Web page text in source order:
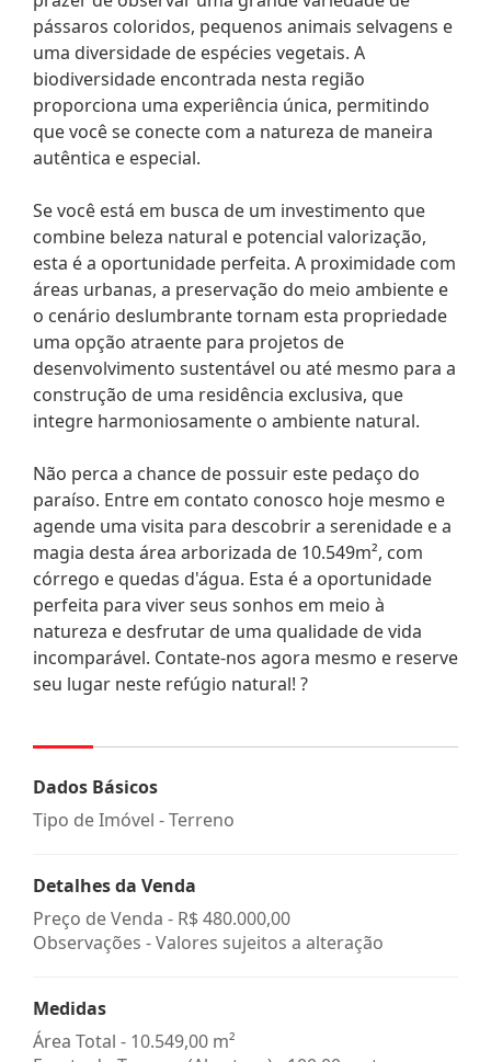
pássaros coloridos, pequenos animais selvagens e
uma diversidade de espécies vegetais. A
biodiversidade encontrada nesta região
proporciona uma experiência única, permitindo
que você se conecte com a natureza de maneira
autêntica e especial.
Se você está em busca de um investimento que
combine beleza natural e potencial valorização,
esta é a oportunidade perfeita. A proximidade com
áreas urbanas, a preservação do meio ambiente e
o cenário deslumbrante tornam esta propriedade
uma opção atraente para projetos de
desenvolvimento sustentável ou até mesmo para a
construção de uma residência exclusiva, que
integre harmoniosamente o ambiente natural.
Não perca a chance de possuir este pedaço do
paraíso. Entre em contato conosco hoje mesmo e
agende uma visita para descobrir a serenidade e a
magia desta área arborizada de 10.549m², com
córrego e quedas d'água. Esta é a oportunidade
perfeita para viver seus sonhos em meio à
natureza e desfrutar de uma qualidade de vida
incomparável. Contate-nos agora mesmo e reserve
seu lugar neste refúgio natural! ?
Dados Básicos
Tipo de Imóvel - Terreno
Detalhes da Venda
Preço de Venda - R$ 480.000,00
Observações - Valores sujeitos a alteração
Medidas
Área Total - 10.549,00 m²